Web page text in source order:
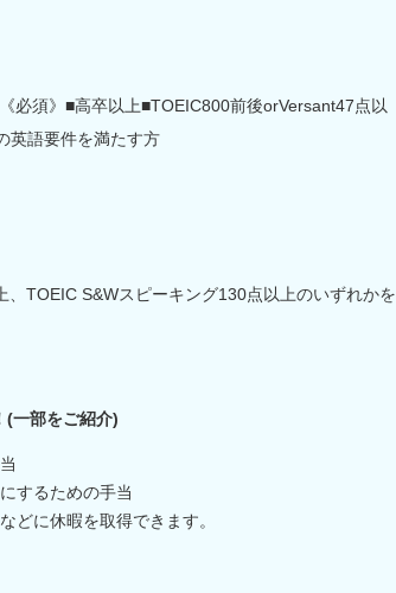
必須》■高卒以上■TOEIC800前後orVersant47点以
英語要件を満たす方
TOEIC S&Wスピーキング130点以上のいずれかを
(一部をご紹介)
するための手当
どに休暇を取得できます。